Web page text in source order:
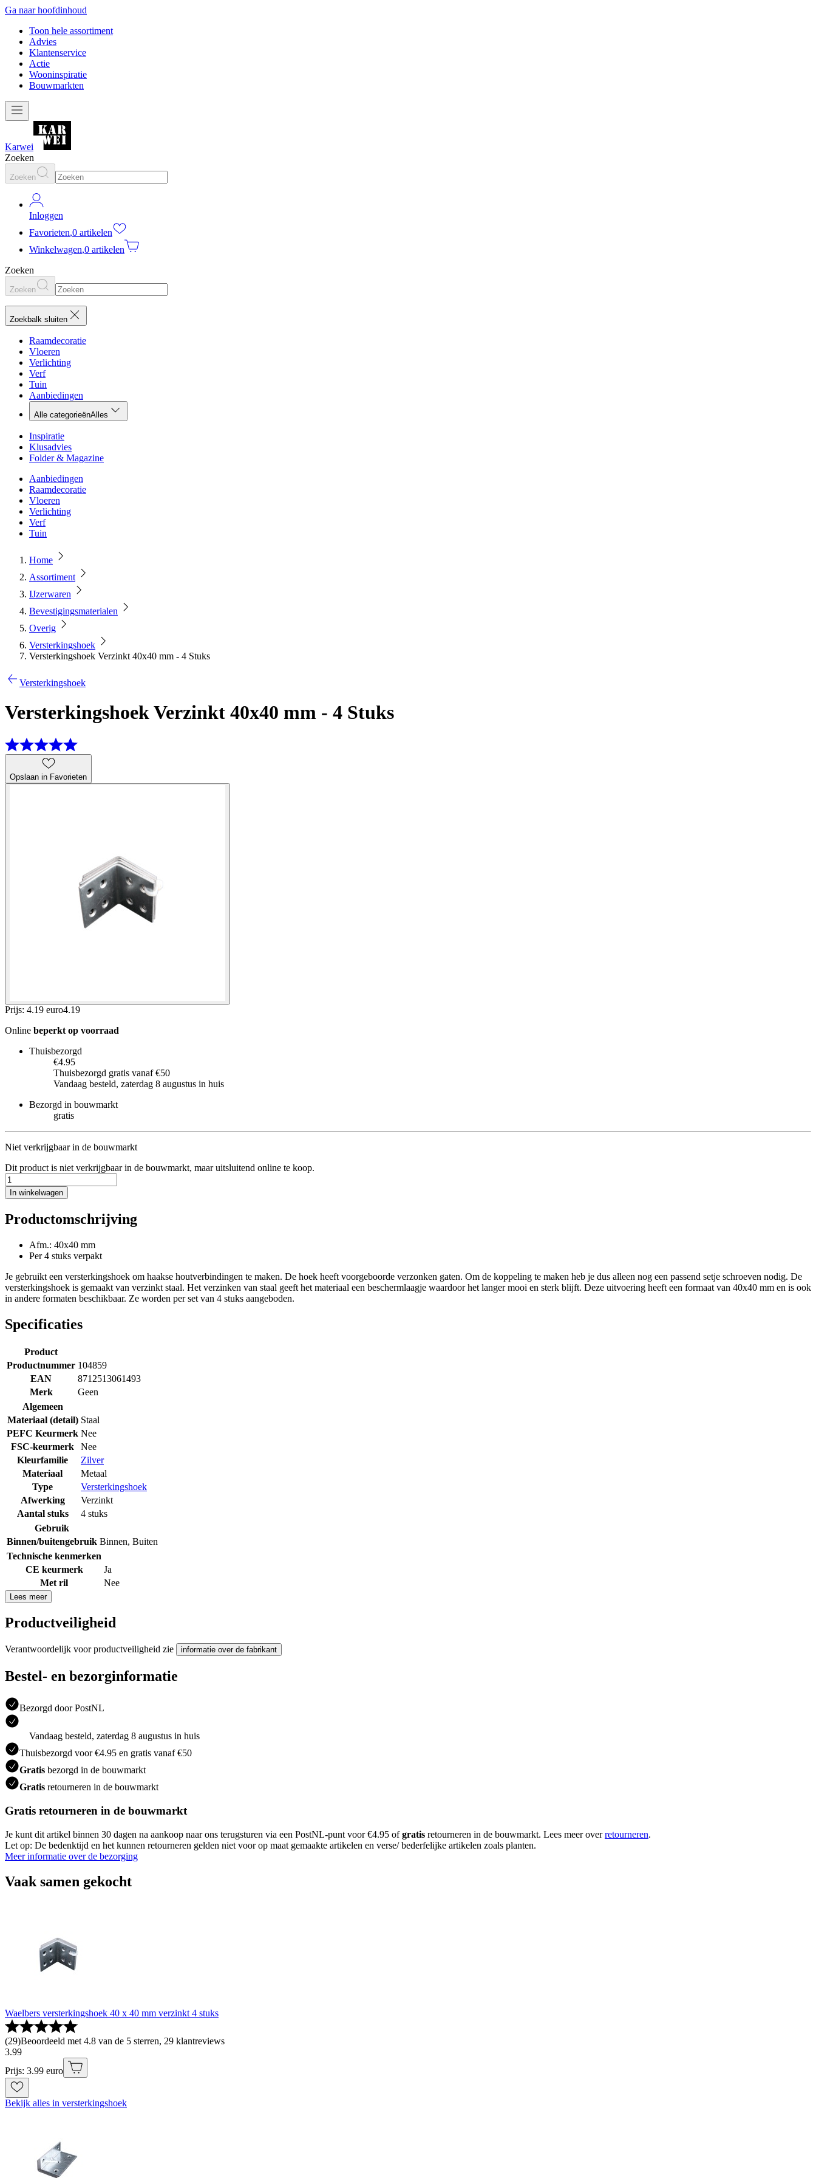
Ga naar hoofdinhoud
Toon hele assortiment
Advies
Klantenservice
Actie
Wooninspiratie
Bouwmarkten
Karwei
Zoeken
Zoeken
Inloggen
Favorieten,0 artikelen
Winkelwagen,0 artikelen
Zoeken
Zoeken
Zoekbalk sluiten
Raamdecoratie
Vloeren
Verlichting
Verf
Tuin
Aanbiedingen
Alle categorieënAlles
Inspiratie
Klusadvies
Folder & Magazine
Aanbiedingen
Raamdecoratie
Vloeren
Verlichting
Verf
Tuin
Home
Assortiment
IJzerwaren
Bevestigingsmaterialen
Overig
Versterkingshoek
Versterkingshoek Verzinkt 40x40 mm - 4 Stuks
Versterkingshoek
Versterkingshoek Verzinkt 40x40 mm - 4 Stuks
Opslaan in Favorieten
Prijs: 4.19 euro4.19
Online beperkt op voorraad
Thuisbezorgd
€4.95
Thuisbezorgd gratis vanaf €50
Vandaag besteld, zaterdag 8 augustus in huis
Bezorgd in bouwmarkt
gratis
Niet verkrijgbaar in de bouwmarkt
Dit product is niet verkrijgbaar in de bouwmarkt, maar uitsluitend online te koop.
In winkelwagen
Productomschrijving
Afm.: 40x40 mm
Per 4 stuks verpakt
Je gebruikt een versterkingshoek om haakse houtverbindingen te maken. De hoek heeft voorgeboorde verzonken gaten. Om de koppeling te maken heb je dus alleen nog een passend setje schroeven nodig. De
versterkingshoek is gemaakt van verzinkt staal. Het verzinken van staal geeft het materiaal een beschermlaagje waardoor het langer mooi en sterk blijft. Deze uitvoering heeft een formaat van 40x40 mm en is ook
in andere formaten beschikbaar. Ze worden per set van 4 stuks aangeboden.
Specificaties
Product
Productnummer 104859
EAN
8712513061493
Merk
Geen
Algemeen
Materiaal (detail) Staal
PEFC Keurmerk Nee
FSC-keurmerk
Nee
Kleurfamilie
Zilver
Materiaal
Metaal
Type
Versterkingshoek
Afwerking
Verzinkt
Aantal stuks
4 stuks
Gebruik
Binnen/buitengebruik Binnen, Buiten
Technische kenmerken
CE keurmerk
Ja
Met ril
Nee
Lees meer
Productveiligheid
Verantwoordelijk voor productveiligheid zie informatie over de fabrikant
Bestel- en bezorginformatie
Bezorgd door PostNL
Vandaag besteld, zaterdag 8 augustus in huis
Thuisbezorgd voor €4.95 en gratis vanaf €50
Gratis bezorgd in de bouwmarkt
Gratis retourneren in de bouwmarkt
Gratis retourneren in de bouwmarkt
Je kunt dit artikel binnen 30 dagen na aankoop naar ons terugsturen via een PostNL-punt voor €4.95 ofgratis retourneren in de bouwmarkt. Lees meer overretourneren.
Let op: De bedenktijd en het kunnen retourneren gelden niet voor op maat gemaakte artikelen en verse/ bederfelijke artikelen zoals planten.
Meer informatie over de bezorging
Vaak samen gekocht
Waelbers versterkingshoek 40 x 40 mm verzinkt 4 stuks
(29)Beoordeeld met 4.8 van de 5 sterren, 29 klantreviews
3.99
Prijs: 3.99 euro
Bekijk alles in versterkingshoek